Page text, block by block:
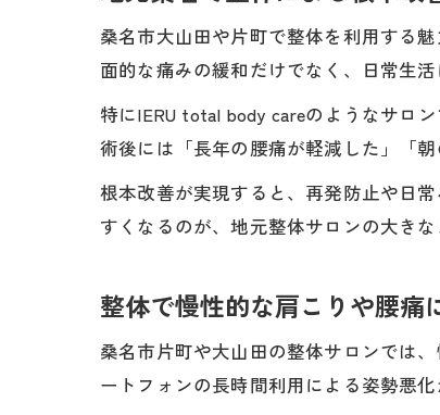
桑名市大山田や片町で整体を利用する
面的な痛みの緩和だけでなく、日常生
特にIERU total body careのようなサロ
術後には「長年の腰痛が軽減した」「
根本改善が実現すると、再発防止や日
すくなるのが、地元整体サロンの大きな
整体で慢性的な肩こりや腰痛
桑名市片町や大山田の整体サロンでは
ートフォンの長時間利用による姿勢悪